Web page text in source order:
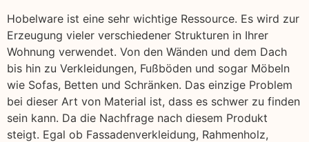
Hobelware ist eine sehr wichtige Ressource. Es wird zur
Erzeugung vieler verschiedener Strukturen in Ihrer
Wohnung verwendet. Von den Wänden und dem Dach
bis hin zu Verkleidungen, Fußböden und sogar Möbeln
wie Sofas, Betten und Schränken. Das einzige Problem
bei dieser Art von Material ist, dass es schwer zu finden
sein kann. Da die Nachfrage nach diesem Produkt
steigt. Egal ob Fassadenverkleidung, Rahmenholz,